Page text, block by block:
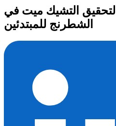
التشيك ميت في
الشطرنج للمبتدئين